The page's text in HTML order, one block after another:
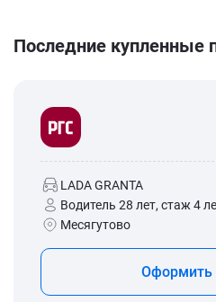
Последние купленные
LADA GRANTA
Водитель 28 лет, стаж 4
Месягутово